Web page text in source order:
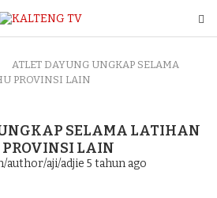
ATLET DAYUNG UNGKAP SELAMA
PROVINSI LAIN
SELAMA LATIHAN
LAIN
author/aji/adjie 5 tahun ago